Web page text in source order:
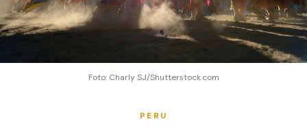
Foto: Charly SJ/Shutterstock.com
PERU